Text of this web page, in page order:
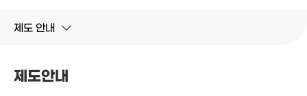
제도 안내
제도안내